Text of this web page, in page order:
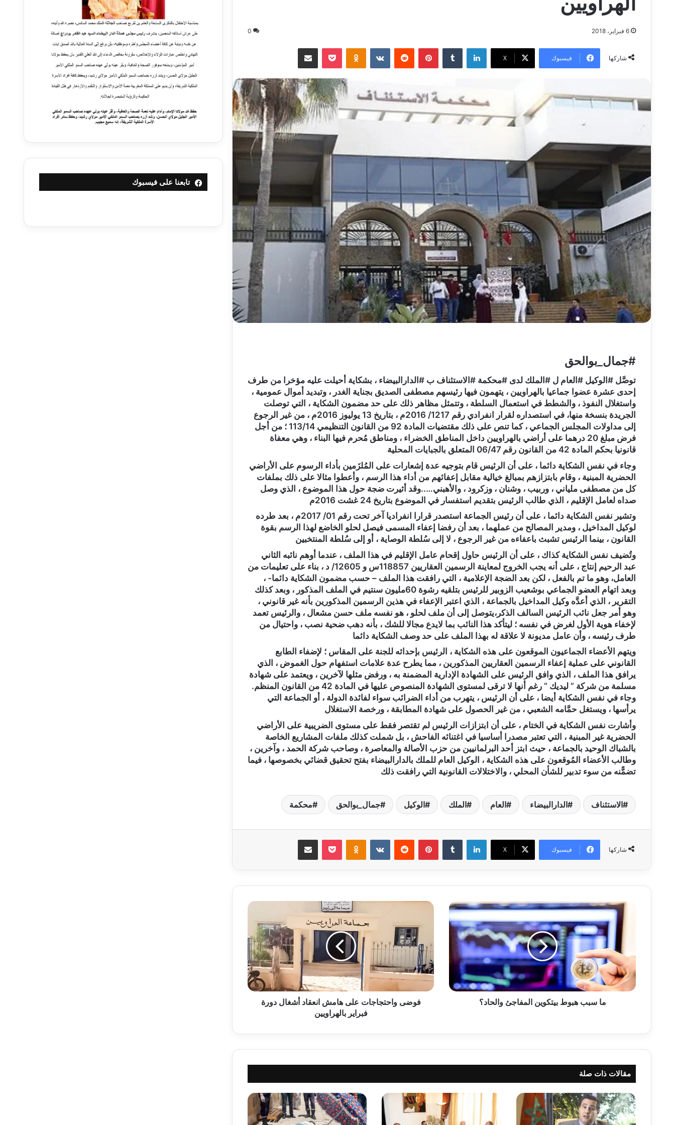
6 فبراير، 2018 0
شاركها فيسبوك ‫X
لينكدإن بينتيريست
#جمال_بوالحق
توصَّل #الوكيل #العام ل #الملك لدى #محكمة #الاستئناف ب #الدارالبيضاء ، بشكاية أحيلت عليه مؤخرا من طرف
إحدى عشرة عضوا جماعيا بالهراويين ، يتهمون فيها رئيسهم مصطفى الصديق بجناية الغدر ، وتبديد أموال عمومية ،
واستغلال النفوذ ، والشطط في استعمال السلطة ، وتتمثل مظاهر ذلك على حد مضمون الشكاية ، التي توصلت
الجريدة بنسخة منها، في استصداره لقرار انفرادي رقم 1217/ 2016م ، بتاريخ 13 يوليوز 2016م ، من غير الرجوع
إلى مداولات المجلس الجماعي ، كما تنص على ذلك مقتضيات المادة 92 من القانون التنظيمي 113/14 ؛ من أجل
فرض مبلغ 20 درهما على أراضي بالهراويين داخل المناطق الخضراء ، ومناطق مُحرم فيها البناء ، وهي معفاة
قانونيا بحكم المادة 42 من القانون رقم 06/47 المتعلق بالجبايات المحلية
وجاء في نفس الشكاية دائما ، على أن الرئيس قام بتوجيه عدة إشعارات على المُلزَمين بأداء الرسوم على الأراضي
الحضرية المبنية ، وقام بابتزازهم بمبالغ خيالية مقابل إعفائهم من أداء هذا الرسم ، وأعطوا مثالا على ذلك بملفات
كل من مصطفى ملياني ، وربيب ، وشنان ، وزكرود ، والأهبني…..وقد أثيرت ضجة حول هذا الموضوع ، الذي وصل
صداه لعامل الإقليم ، الذي طالب الرئيس بتقديم استفسار في الموضوع بتاريخ 24 غشت 2016م
وتشير نفس الشكاية دائما ، على أن رئيس الجماعة استصدر قرارا انفراديا آخر تحت رقم 01/ 2017م ، بعد طرده
لوكيل المداخيل ، ومدير المصالح من عملهما ، بعد أن رفضا إعفاء المسمى فيصل لحلو الخاضع لهذا الرسم بقوة
القانون ، بينما الرئيس تشبث باعفاءه من غير الرجوع ، لا إلى سُلطة الوصاية ، أو إلى سُلطة المنتخبين
وتُضيف نفس الشكاية كذاك ، على أن الرئيس حاول إقحام عامل الإقليم في هذا الملف ، عندما أوهم نائبه الثاني
عبد الرحيم إنتاج ، على أنه يجب الخروج لمعاينة الرسمين العقاريين 118857س و 12605/ د ، بناء على تعليمات من
العامل، وهو ما تم بالفعل ، لكن بعد الضجة الإعلامية ، التي رافقت هذا الملف – حسب مضمون الشكاية دائما- ،
وبعد اتهام العضو الجماعي بوشعيب الزوبير للرئيس بتلقيه رشوة 60مليون سنتيم في الملف المذكور ، وبعد كذلك
التقرير ، الذي أعدَّه وكيل المداخيل بالجماعة ، الذي اعتبر الإعفاء في هذين الرسمين المذكورين بأنه غير قانوني ،
وهو أمر جعل نائب الرئيس السالف الذكر،يتوصل إلى أن ملف لحلو ، هو نفسه ملف حسن مشعال ، والرئيس تعمد
لإخفاء هوية الأول لغرض في نفسه ؛ ليتأكد هذا النائب بما لايدع مجالا للشك ، بأنه دهب ضحية نصب ، واحتيال من
طرف رئيسه ، وأن عامل مديونة لا علاقة له بهذا الملف على حد وصف الشكاية دائما
ويتهم الأعضاء الجماعيون الموقعون على هذه الشكاية ، الرئيس بإحداثه للجنة على المقاس ؛ لإضفاء الطابع
القانوني على عملية إعفاء الرسمين العقاريين المذكورين ، مما يطرح عدة علامات استفهام حول الغموض ، الذي
يرافق هذا الملف ، الذي وافق الرئيس على الشهادة الإدارية المضمنة به ، ورفض مثلها لآخرين ، ويعتمد على شهادة
مسلمة من شركة ” ليديك ” رغم أنها لا ترقى لمستوى الشهادة المنصوص عليها في المادة 42 من القانون المنظم.
وجاء في نفس الشكاية أيضا ، على أن الرئيس ، يتهرب من أداء الضرائب سواء لفائدة الدولة ، أو الجماعة التي
يرأسها ، ويستغل حمَّامه الشعبي ، من غير الحصول على شهادة المطابقة ، ورخصة الاستغلال
وأشارت نفس الشكاية في الختام ، على أن ابتزازات الرئيس لم تقتصر فقط على مستوى الضريبية على الأراضي
الحضرية غير المبنية ، التي تعتبر مصدرا أساسيا في اغتنائه الفاحش ، بل شملت كذلك ملفات المشاريع الخاصة
بالشباك الوحيد بالجماعة ، حيث ابتز أحد البرلمانيين من حزب الأصالة والمعاصرة ، وصاحب شركة الحمد ، وآخرين ،
وطالب الأعضاء المُوقعون على هذه الشكاية ، الوكيل العام للملك بالدارالبيضاء بفتح تحقيق قضائي بخصوصها ، فيما
تضمًّنه من سوء تدبير للشأن المحلي ، والاختلالات القانونية التي رافقت ذلك
الاستئناف الدارالبيضاء العام الملك الوكيل جمال_بوالحق محكمة
شاركها فيسبوك ‫X
لينكدإن بينتيريست
ب
ط
ك
ن
ل
م
ف
ا
ما سبب هبوط بيتكوين المفاجئ والحاد؟
ف
و
ا
ح
ت
ج
ت
ى
ا
ش
ا
فوضى واحتجاجات على هامش انعقاد أشغال دورة
فبراير بالهراويين
مقالات ذات صلة
تابعنا على فيسبوك